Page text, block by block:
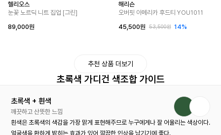
헬리오스
눈꽃 노르딕 니트 집업 [그린]
89,000원
해리슨
오버핏 아메리카 후드티 YOU1011
45,500원
53,500원 14%
추천 상품 더보기
초록색 가디건 색조합 가이드
초록색 + 흰색
깨끗하고 산뜻한 느낌
흰색은 초록색의 색감을 가장 맑게 표현해주므로 누구에게나 잘 어울리는 색상이다.
얼굴색을 환하게 밝히는 효과가 있어 깔끔한 인상을 남기기에 좋다.